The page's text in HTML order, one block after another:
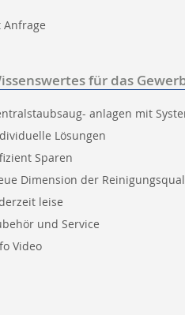
für das
anlagen mit
Lösungen
Sparen
Dimension der
leise
und Service
Video